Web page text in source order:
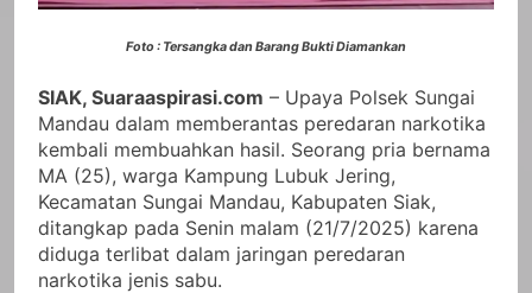
Foto : Tersangka dan Barang Bukti Diamankan
SIAK, Suaraaspirasi.com – Upaya Polsek Sungai
Mandau dalam memberantas peredaran narkotika
kembali membuahkan hasil. Seorang pria bernama
MA (25), warga Kampung Lubuk Jering,
Kecamatan Sungai Mandau, Kabupaten Siak,
ditangkap pada Senin malam (21/7/2025) karena
diduga terlibat dalam jaringan peredaran
narkotika jenis sabu.